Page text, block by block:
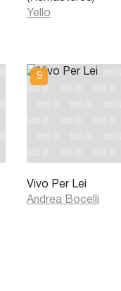
Yello
Vivo Per Lei
Andrea Bocelli